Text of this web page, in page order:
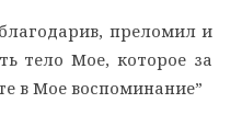
преломил и
тело Мое, которое за
в Мое воспоминание”